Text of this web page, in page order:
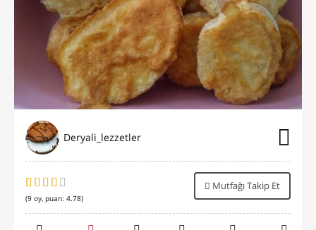
Deryali_lezzetler
(9 oy, puan: 4.78)
Mutfağı Takip Et